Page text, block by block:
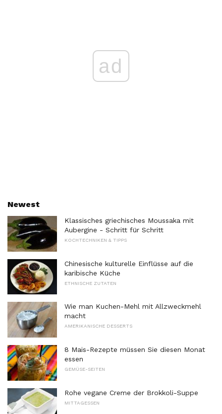
ad
Newest
Klassisches griechisches Moussaka mit
Aubergine - Schritt für Schritt
KOCHTECHNIKEN & TIPPS
Chinesische kulturelle Einflüsse auf die
karibische Küche
ETHNISCHE ZUTATEN
Wie man Kuchen-Mehl mit Allzweckmehl
macht
AMERIKANISCHE DESSERTS
8 Mais-Rezepte müssen Sie diesen Monat
essen
GEMÜSE-SEITEN
Rohe vegane Creme der Brokkoli-Suppe
MITTAGESSEN